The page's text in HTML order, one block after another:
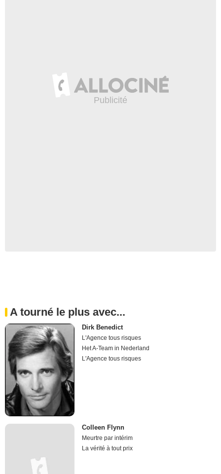
A tourné le plus avec...
Dirk Benedict
L'Agence tous risques
Het A-Team in Nederland
L'Agence tous risques
Colleen Flynn
Meurtre par intérim
La vérité à tout prix